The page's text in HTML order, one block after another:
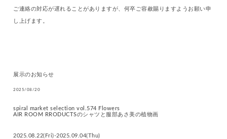
ご連絡の対応が遅れることがありますが、何卒ご容赦賜りますようお願い申
し上げます。
展示のお知らせ
2025/08/20
spiral market selection vol.574 Flowers
AIR ROOM RRODUCTSのシャツと服部あさ美の植物画
2025.08.22(Fri)-2025.09.04(Thu)